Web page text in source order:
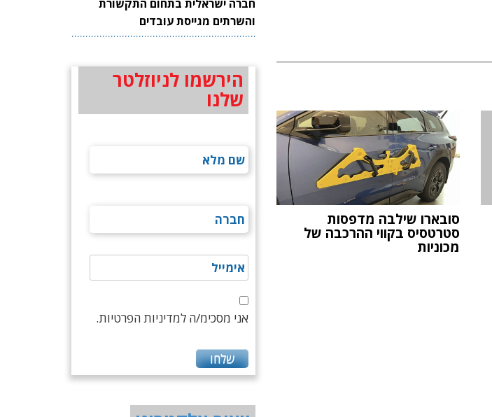
סובארו שילבה מדפסות
סטרטסיס בקווי ההרכבה של
מכוניות
חברה ישראלית בתחום התקשורת
והשרתים מגייסת עובדים
הירשמו לניוזלטר
שלנו
אני מסכימ/ה למדיניות הפרטיות.